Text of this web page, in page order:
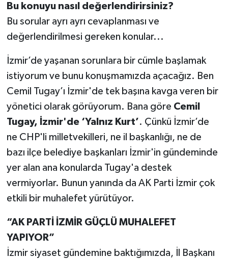
Bu konuyu nasıl değerlendirirsiniz?
Bu sorular ayrı ayrı cevaplanması ve
değerlendirilmesi gereken konular...
İzmir’de yaşanan sorunlara bir cümle başlamak
istiyorum ve bunu konuşmamızda açacağız. Ben
Cemil Tugay’ı İzmir'de tek başına kavga veren bir
yönetici olarak görüyorum. Bana göre Cemil
Tugay, İzmir'de ‘Yalnız Kurt’. Çünkü İzmir’de
ne CHP'li milletvekilleri, ne il başkanlığı, ne de
bazı ilçe belediye başkanları İzmir'in gündeminde
yer alan ana konularda Tugay'a destek
vermiyorlar. Bunun yanında da AK Parti İzmir çok
etkili bir muhalefet yürütüyor.
“AK PARTİ İZMİR GÜÇLÜ MUHALEFET
YAPIYOR”
İzmir siyaset gündemine baktığımızda, İl Başkanı